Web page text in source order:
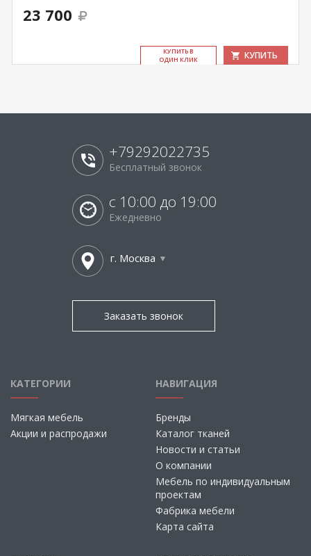
23 700
КУ­ПИТЬ В
ОДИН КЛИК
КУПИТЬ
+79292022735
Бесплатный звонок
с 10:00 до 19:00
Ежедневно
г. Москва
Заказать звонок
КАТЕГОРИИ
Мягкая мебель
Акции и распродажи
НАВИГАЦИЯ
Бренды
Каталог тканей
Новости и статьи
О компании
Мебель по индивидуальным
проектам
Фабрика мебели
Карта сайта